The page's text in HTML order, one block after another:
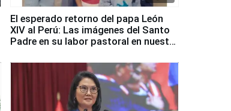
El esperado retorno del papa León
XIV al Perú: Las imágenes del Santo
Padre en su labor pastoral en nuestro